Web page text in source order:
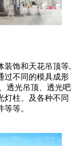
装饰和天花吊顶等,
过不同的模具成形
透光吊顶、透光吧
灯柱、及各种不同
等。